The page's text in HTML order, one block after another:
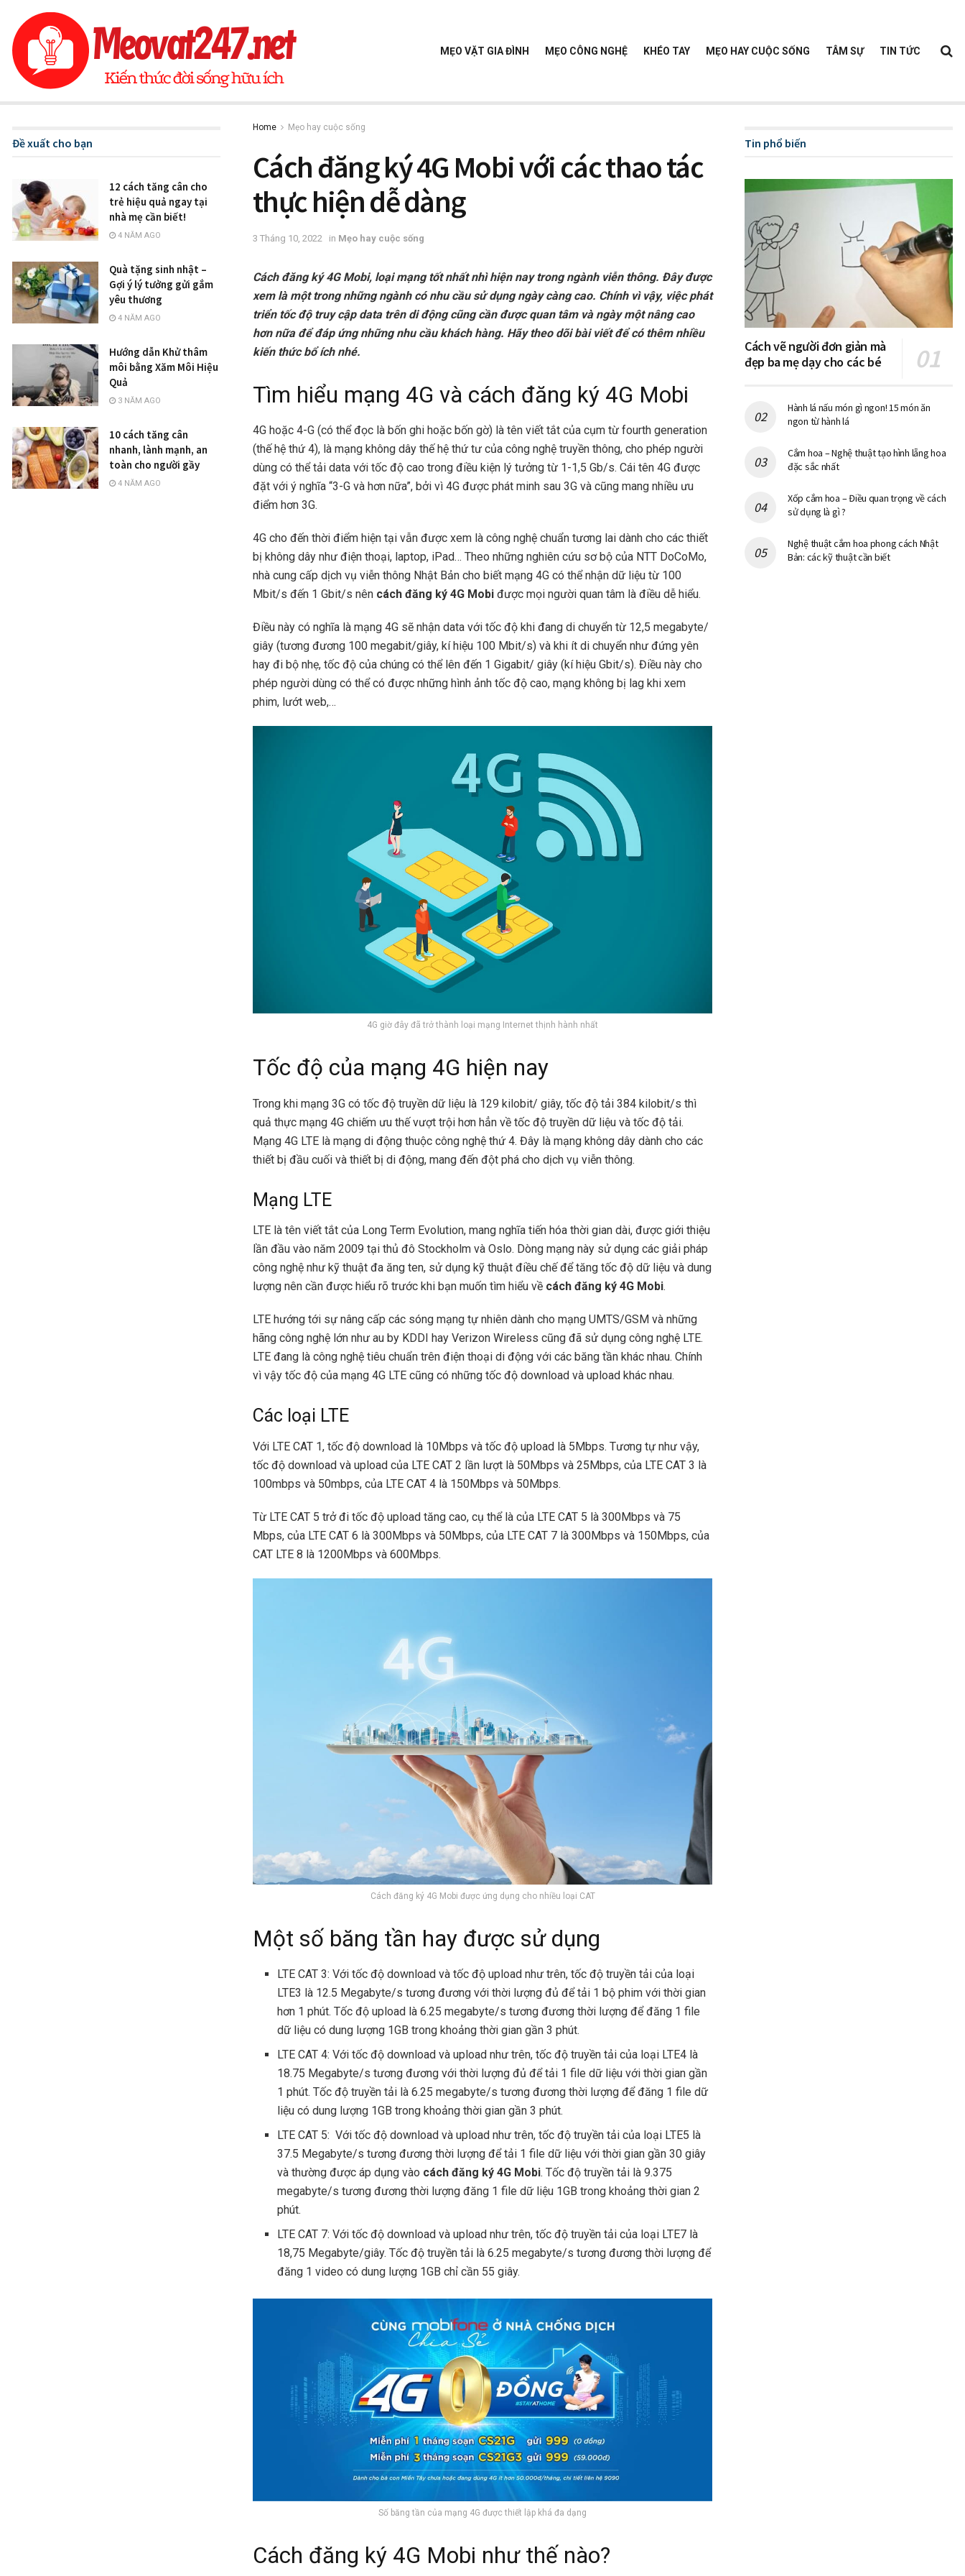
MẸO VẶT GIA ĐÌNH MẸO CÔNG NGHỆ KHÉO TAY MẸO HAY CUỘC SỐNG TÂM SỰ TIN TỨC
Home Mẹo hay cuộc sống
Cách đăng ký 4G Mobi với các thao tác
thực hiện dễ dàng
3 Tháng 10, 2022 in Mẹo hay cuộc sống
Cách đăng ký 4G Mobi, loại mạng tốt nhất nhì hiện nay trong ngành viễn thông. Đây được
xem là một trong những ngành có nhu cầu sử dụng ngày càng cao. Chính vì vậy, việc phát
triển tốc độ truy cập data trên di động cũng cần được quan tâm và ngày một nâng cao
hơn nữa để đáp ứng những nhu cầu khách hàng. Hãy theo dõi bài viết để có thêm nhiều
kiến thức bổ ích nhé.
Tìm hiểu mạng 4G và cách đăng ký 4G Mobi
4G hoặc 4-G (có thể đọc là bốn ghi hoặc bốn gờ) là tên viết tắt của cụm từ fourth generation
(thế hệ thứ 4), là mạng không dây thế hệ thứ tư của công nghệ truyền thông, cho phép người
dùng có thể tải data với tốc độ cao trong điều kiện lý tưởng từ 1-1,5 Gb/s. Cái tên 4G được
đặt với ý nghĩa “3-G và hơn nữa”, bởi vì 4G được phát minh sau 3G và cũng mang nhiều ưu
điểm hơn 3G.
4G cho đến thời điểm hiện tại vẫn được xem là công nghệ chuẩn tương lai dành cho các thiết
bị không dây như điện thoại, laptop, iPad… Theo những nghiên cứu sơ bộ của NTT DoCoMo,
nhà cung cấp dịch vụ viễn thông Nhật Bản cho biết mạng 4G có thể nhận dữ liệu từ 100
Mbit/s đến 1 Gbit/s nên cách đăng ký 4G Mobi được mọi người quan tâm là điều dễ hiểu.
Điều này có nghĩa là mạng 4G sẽ nhận data với tốc độ khi đang di chuyển từ 12,5 megabyte/
giây (tương đương 100 megabit/giây, kí hiệu 100 Mbit/s) và khi ít di chuyển như đứng yên
hay đi bộ nhẹ, tốc độ của chúng có thể lên đến 1 Gigabit/ giây (kí hiệu Gbit/s). Điều này cho
phép người dùng có thể có được những hình ảnh tốc độ cao, mạng không bị lag khi xem
phim, lướt web,…
4G giờ đây đã trở thành loại mạng Internet thịnh hành nhất
Tốc độ của mạng 4G hiện nay
Trong khi mạng 3G có tốc độ truyền dữ liệu là 129 kilobit/ giây, tốc độ tải 384 kilobit/s thì
quả thực mạng 4G chiếm ưu thế vượt trội hơn hẳn về tốc độ truyền dữ liệu và tốc độ tải.
Mạng 4G LTE là mạng di động thuộc công nghệ thứ 4. Đây là mạng không dây dành cho các
thiết bị đầu cuối và thiết bị di động, mang đến đột phá cho dịch vụ viễn thông.
Mạng LTE
LTE là tên viết tắt của Long Term Evolution, mang nghĩa tiến hóa thời gian dài, được giới thiệu
lần đầu vào năm 2009 tại thủ đô Stockholm và Oslo. Dòng mạng này sử dụng các giải pháp
công nghệ như kỹ thuật đa ăng ten, sử dụng kỹ thuật điều chế để tăng tốc độ dữ liệu và dung
lượng nên cần được hiểu rõ trước khi bạn muốn tìm hiểu về cách đăng ký 4G Mobi.
LTE hướng tới sự nâng cấp các sóng mạng tự nhiên dành cho mạng UMTS/GSM và những
hãng công nghệ lớn như au by KDDI hay Verizon Wireless cũng đã sử dụng công nghệ LTE.
LTE đang là công nghệ tiêu chuẩn trên điện thoại di động với các băng tần khác nhau. Chính
vì vậy tốc độ của mạng 4G LTE cũng có những tốc độ download và upload khác nhau.
Các loại LTE
Với LTE CAT 1, tốc độ download là 10Mbps và tốc độ upload là 5Mbps. Tương tự như vậy,
tốc độ download và upload của LTE CAT 2 lần lượt là 50Mbps và 25Mbps, của LTE CAT 3 là
100mbps và 50mbps, của LTE CAT 4 là 150Mbps và 50Mbps.
Từ LTE CAT 5 trở đi tốc độ upload tăng cao, cụ thể là của LTE CAT 5 là 300Mbps và 75
Mbps, của LTE CAT 6 là 300Mbps và 50Mbps, của LTE CAT 7 là 300Mbps và 150Mbps, của
CAT LTE 8 là 1200Mbps và 600Mbps.
Cách đăng ký 4G Mobi được ứng dụng cho nhiều loại CAT
Một số băng tần hay được sử dụng
LTE CAT 3: Với tốc độ download và tốc độ upload như trên, tốc độ truyền tải của loại
LTE3 là 12.5 Megabyte/s tương đương với thời lượng đủ để tải 1 bộ phim với thời gian
hơn 1 phút. Tốc độ upload là 6.25 megabyte/s tương đương thời lượng để đăng 1 file
dữ liệu có dung lượng 1GB trong khoảng thời gian gần 3 phút.
LTE CAT 4: Với tốc độ download và upload như trên, tốc độ truyền tải của loại LTE4 là
18.75 Megabyte/s tương đương với thời lượng đủ để tải 1 file dữ liệu với thời gian gần
1 phút. Tốc độ truyền tải là 6.25 megabyte/s tương đương thời lượng để đăng 1 file dữ
liệu có dung lượng 1GB trong khoảng thời gian gần 3 phút.
LTE CAT 5: Với tốc độ download và upload như trên, tốc độ truyền tải của loại LTE5 là
37.5 Megabyte/s tương đương thời lượng để tải 1 file dữ liệu với thời gian gần 30 giây
và thường được áp dụng vào cách đăng ký 4G Mobi. Tốc độ truyền tải là 9.375
megabyte/s tương đương thời lượng đăng 1 file dữ liệu 1GB trong khoảng thời gian 2
phút.
LTE CAT 7: Với tốc độ download và upload như trên, tốc độ truyền tải của loại LTE7 là
18,75 Megabyte/giây. Tốc độ truyền tải là 6.25 megabyte/s tương đương thời lượng để
đăng 1 video có dung lượng 1GB chỉ cần 55 giây.
Số băng tần của mạng 4G được thiết lập khá đa dạng
Cách đăng ký 4G Mobi như thế nào?
Đề xuất cho bạn
12 cách tăng cân cho
trẻ hiệu quả ngay tại
nhà mẹ cần biết!
4 NĂM AGO
Quà tặng sinh nhật –
Gợi ý lý tưởng gửi gắm
yêu thương
4 NĂM AGO
Hướng dẫn Khử thâm
môi bằng Xăm Môi Hiệu
Quả
3 NĂM AGO
10 cách tăng cân
nhanh, lành mạnh, an
toàn cho người gầy
4 NĂM AGO
Tin phổ biến
Cách vẽ người đơn giản mà
đẹp ba mẹ dạy cho các bé
Hành lá nấu món gì ngon! 15 món ăn
ngon từ hành lá
Cắm hoa – Nghệ thuật tạo hình lẵng hoa
đặc sắc nhất
Xốp cắm hoa – Điều quan trọng về cách
sử dụng là gì ?
Nghệ thuật cắm hoa phong cách Nhật
Bản: các kỹ thuật cần biết